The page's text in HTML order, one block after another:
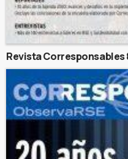
Revista Corresponsables